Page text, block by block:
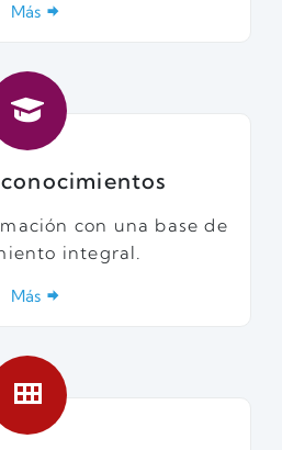
Más
con una base de
integral.
Más